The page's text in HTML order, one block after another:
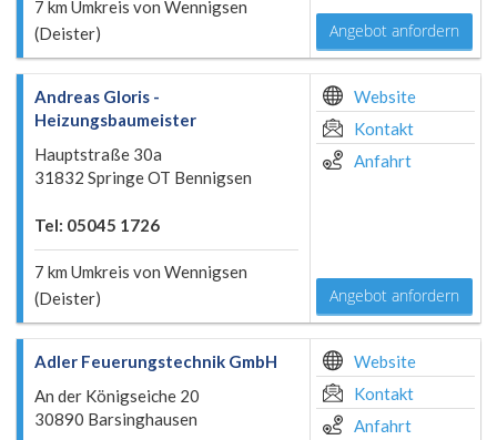
7 km Umkreis von Wennigsen
(Deister)
Angebot anfordern
Andreas Gloris -
Heizungsbaumeister
Hauptstraße 30a
31832 Springe OT Bennigsen
Tel: 05045 1726
7 km Umkreis von Wennigsen
(Deister)
Website
Kontakt
Anfahrt
Angebot anfordern
Adler Feuerungstechnik GmbH
An der Königseiche 20
30890 Barsinghausen
Website
Kontakt
Anfahrt